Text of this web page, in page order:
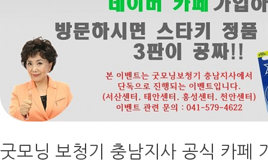
굿모닝 보청기 충남지사 공식 카페